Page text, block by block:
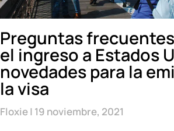
Preguntas
el ingreso a Estados
novedades para la
la visa
Floxie 19 noviembre, 2021